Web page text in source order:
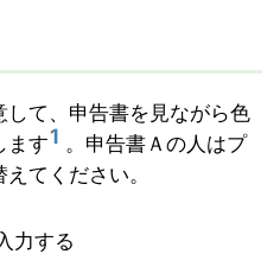
て、申告書を見ながら色
ます1 。申告書Ａの人はプ
てください。
力する